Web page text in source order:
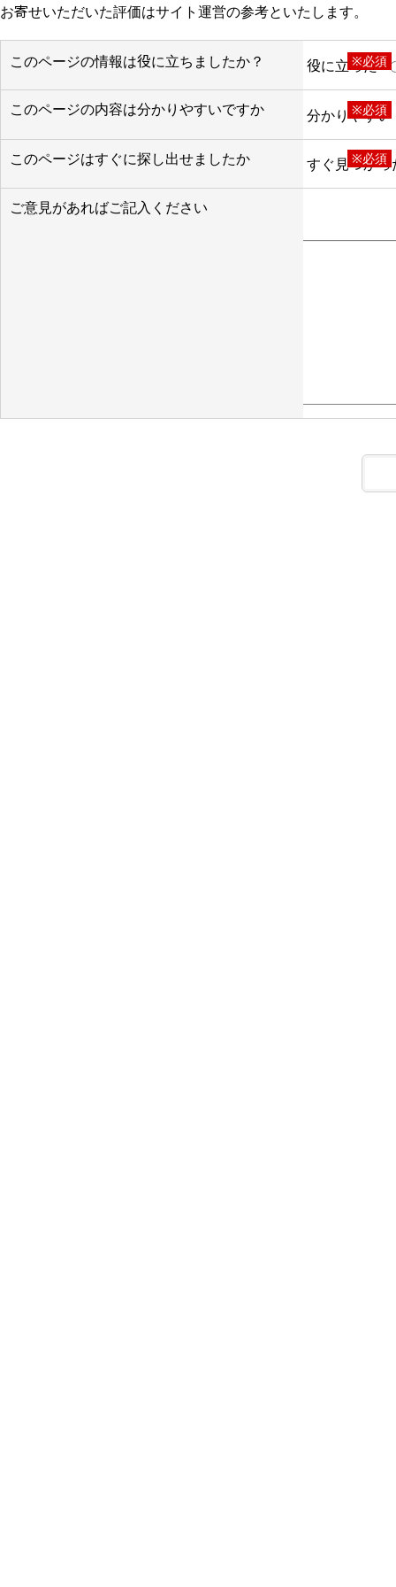
お寄せいただいた評価はサイト運営の参考といたします。
このページの情報は役に立ちましたか？ ※必須
役に立った
このページの内容は分かりやすいですか ※必須
分かりやすい
このページはすぐに探し出せましたか ※必須
すぐ見つかっ
ご意見があればご記入ください